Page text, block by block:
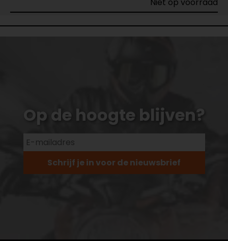
Op de hoogte blijven?
Schrijf je in voor de nieuwsbrief